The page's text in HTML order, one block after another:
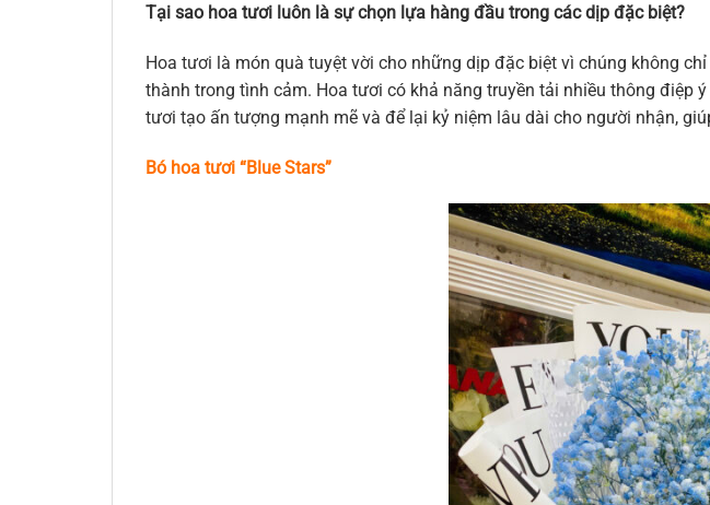
Tại sao hoa tươi luôn là sự chọn lựa hàng đầu trong các dịp đặc biệt?
Hoa tươi là món quà tuyệt vời cho những dịp đặc biệt vì chúng không
thành trong tình cảm. Hoa tươi có khả năng truyền tải nhiều thông điệp
tươi tạo ấn tượng mạnh mẽ và để lại kỷ niệm lâu dài cho người nhận,
Bó hoa tươi “Blue Stars”